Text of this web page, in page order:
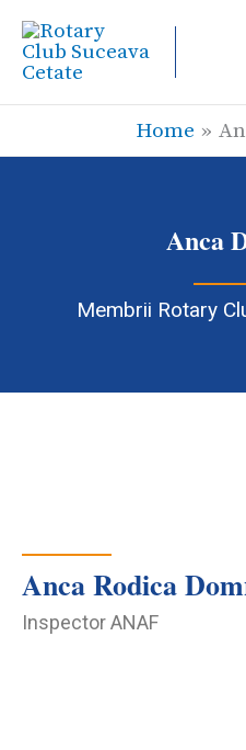
Skip
content
Home
Anca
Membrii Rotary
Anca Rodica
Inspector ANAF